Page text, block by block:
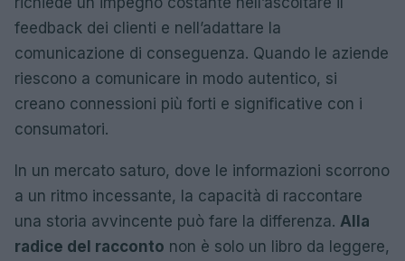
feedback dei clienti e nell’adattare la
comunicazione di conseguenza. Quando le aziende
riescono a comunicare in modo autentico, si
creano connessioni più forti e significative con i
consumatori.
In un mercato saturo, dove le informazioni scorrono
a un ritmo incessante, la capacità di raccontare
una storia avvincente può fare la differenza. Alla
radice del racconto non è solo un libro da leggere,